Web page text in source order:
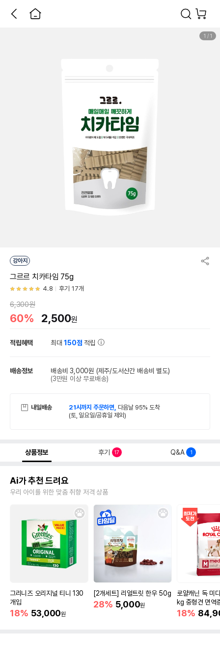
1 / 1
강아지
그르르 치카타임 75g
4.8 후기 17개
6,300원
60% 2,500원
적립혜택 최대150점 적립
배송정보 배송비 3,000원 (제주/도서산간 배송비 별도)
(3만원 이상 무료배송)
내일배송 21시까지 주문하면, 다음날 95% 도착
(토, 일요일/공휴일 제외)
상품정보 후기 17 Q&A 1
Ai가 추천 드려요
우리 아이를 위한 맞춤 취향 저격 상품
그리니즈 오리지널 티니 130
개입
18% 53,000원
[2개세트] 리얼트릿 한우 50g
28% 5,000원
로얄캐닌 독 미
kg 중형견 면역
18%